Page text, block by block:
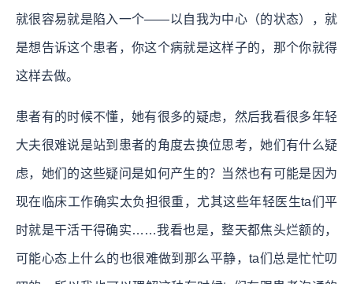
就很容易就是陷入一个——以自我为中心（的状态），就
是想告诉这个患者，你这个病就是这样子的，那个你就得
这样去做。
患者有的时候不懂，她有很多的疑虑，然后我看很多年轻
大夫很难说是站到患者的角度去换位思考，她们有什么疑
虑，她们的这些疑问是如何产生的？ 当然也有可能是因为
现在临床工作确实太负担很重，尤其这些年轻医生ta们平
时就是干活干得确实……我看也是，整天都焦头烂额的，
可能心态上什么的也很难做到那么平静，ta们总是忙忙叨